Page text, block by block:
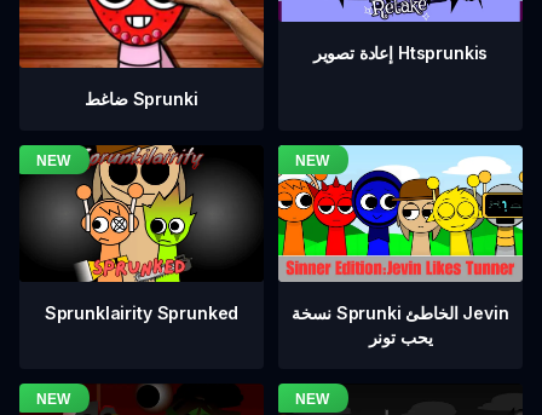
ضاغط Sprunki
إعادة تصوير Htsprunkis
Sprunklairity Sprunked
نسخة Sprunki الخاطئ Jevin
يحب تونر